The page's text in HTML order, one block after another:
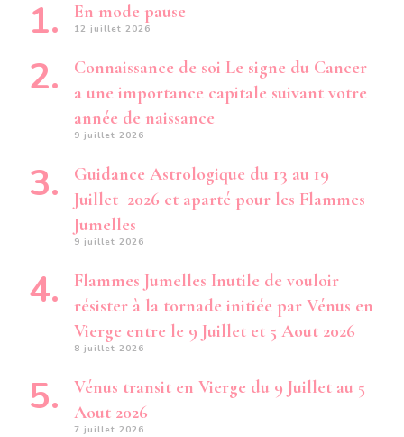
En mode pause
12 juillet 2026
Connaissance de soi Le signe du Cancer
a une importance capitale suivant votre
année de naissance
9 juillet 2026
Guidance Astrologique du 13 au 19
Juillet 2026 et aparté pour les Flammes
Jumelles
9 juillet 2026
Flammes Jumelles Inutile de vouloir
résister à la tornade initiée par Vénus en
Vierge entre le 9 Juillet et 5 Aout 2026
8 juillet 2026
Vénus transit en Vierge du 9 Juillet au 5
Aout 2026
7 juillet 2026